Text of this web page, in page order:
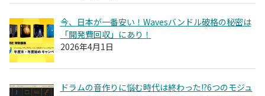
今、日本が一番安い！Wavesバンドル破格の秘密は
「開発費回収」にあり！
2026年4月1日
ドラムの音作りに悩む時代は終わった!?6つのモジュ